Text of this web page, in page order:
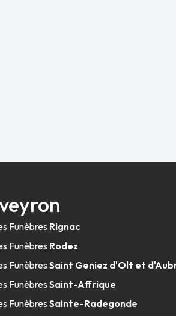
Funèbres Rignac
Funèbres Rodez
FunèbresSaint Geniez d'Olt et
FunèbresSaint-Affrique
FunèbresSainte-Radegonde